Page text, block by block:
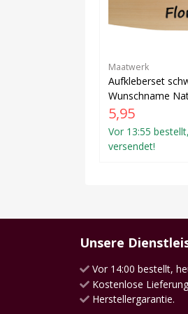
Maatwerk
Aufkleberset
Wunschname
5,95
Vor 13:55
versendet!
Unsere
Vor 14:00 bestellt,
Kostenlose
Herstellergarantie.